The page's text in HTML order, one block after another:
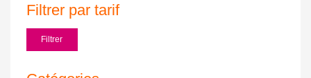
Filtrer par tarif
Filtrer